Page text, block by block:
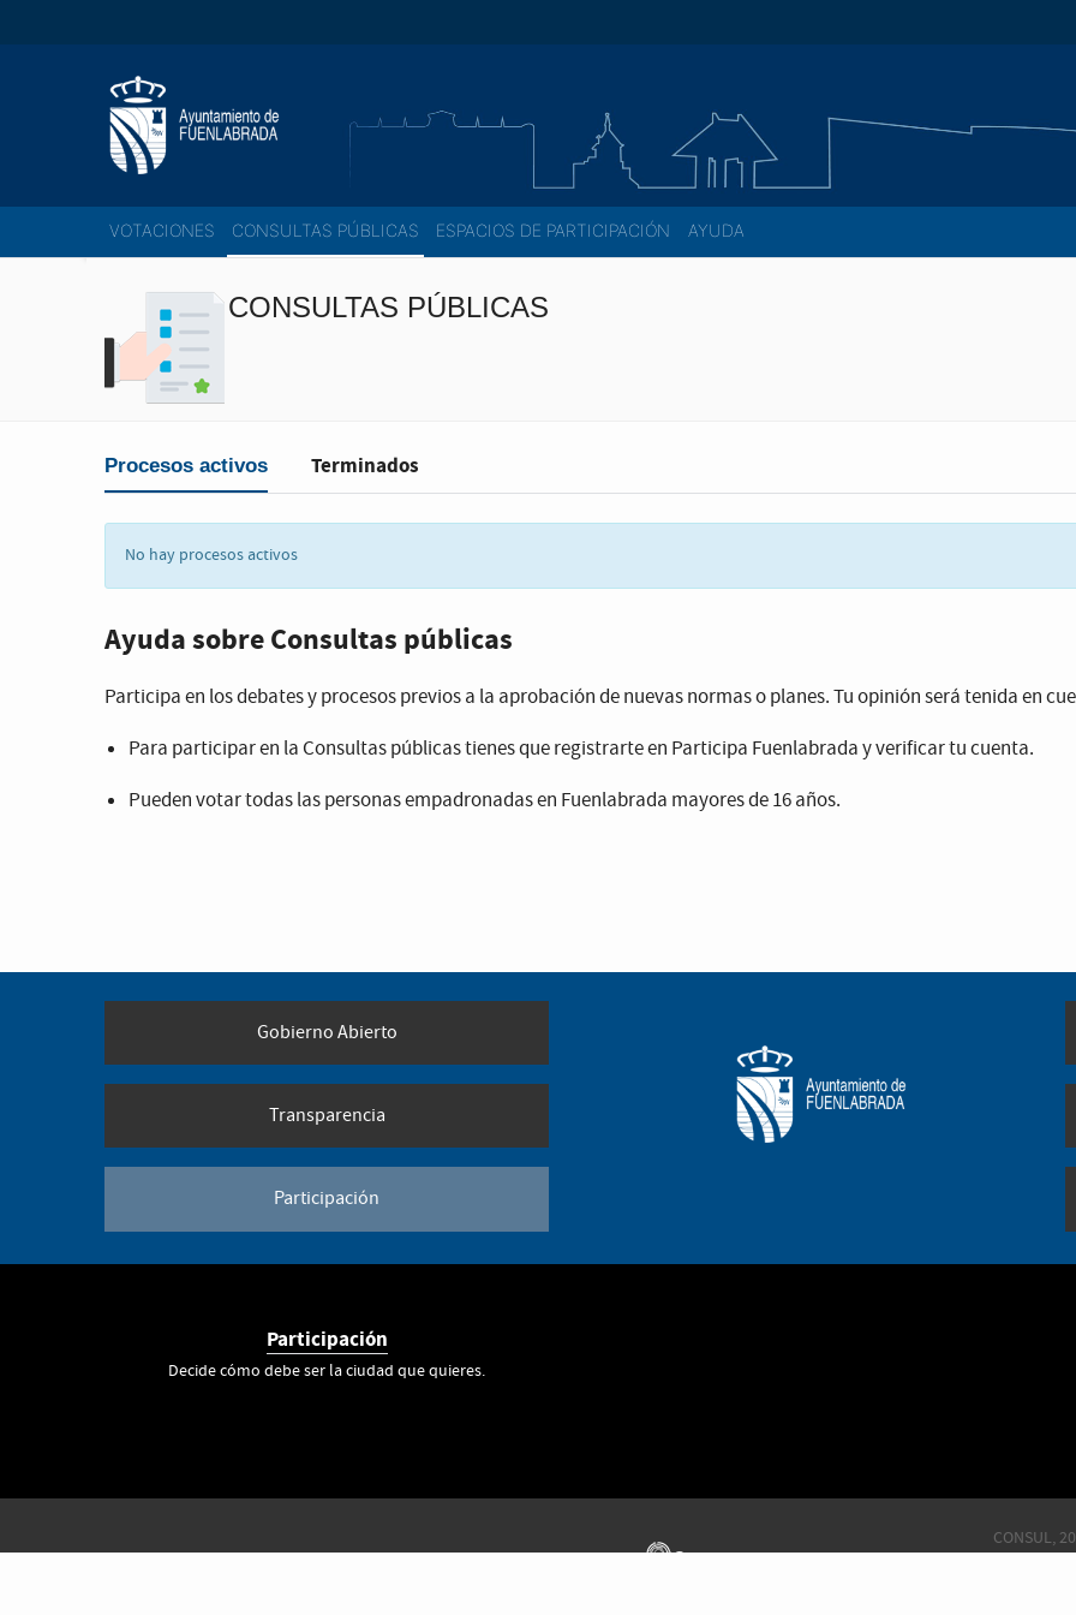
VOTACIONES Estás en
CONSULTAS PÚBLICAS ESPACIOS DE PARTICIPACIÓN AYUDA
CONSULTAS PÚBLICAS
Filtro:
Procesos activos Terminados
No hay procesos activos
Ayuda sobre Consultas públicas
Participa en los debates y procesos previos a la aprobación de nuevas normas o planes. Tu opinión será tenida en
Para participar en la Consultas públicas tienes que registrarte en Participa Fuenlabrada y verificar tu cuenta.
Pueden votar todas las personas empadronadas en Fuenlabrada mayores de 16 años.
Gobierno Abierto
Transparencia
Participación
Participación
Decide cómo debe ser la ciudad que quieres.
CONSUL,